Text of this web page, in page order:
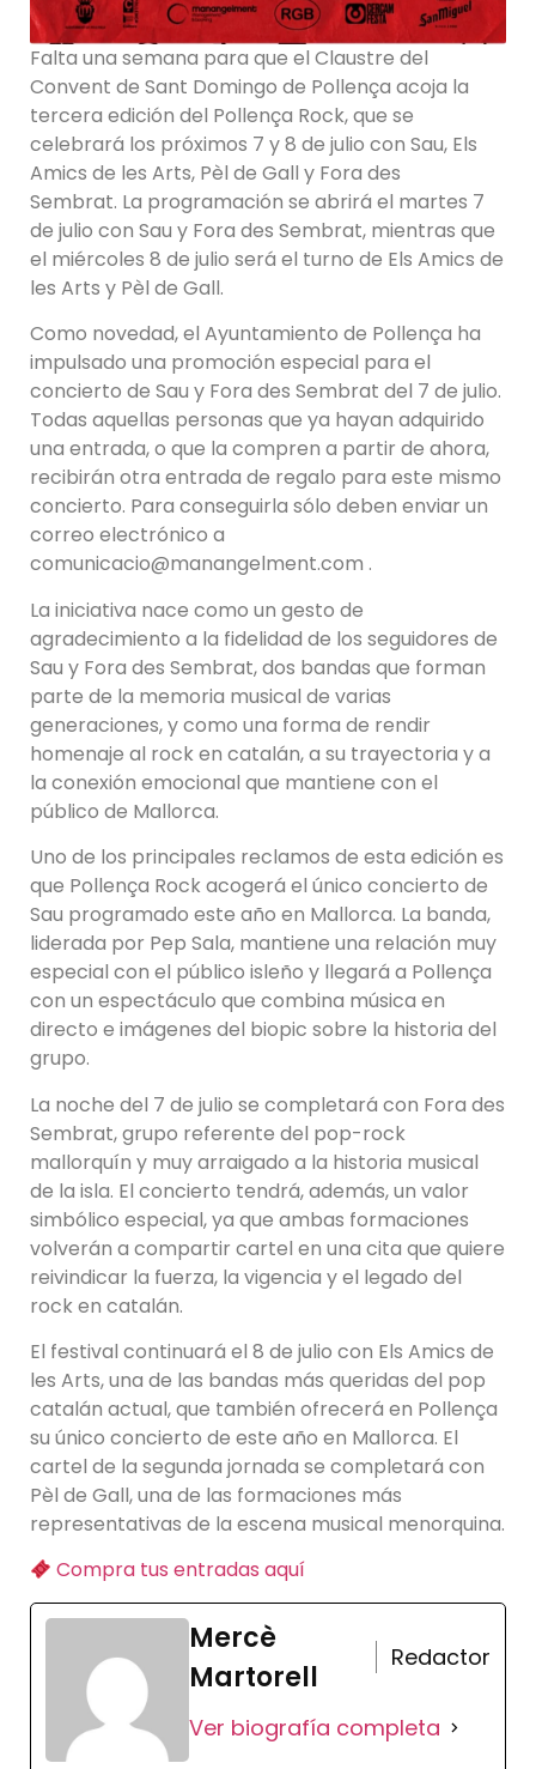
Falta una semana para que el Claustre del
Convent de Sant Domingo de Pollença acoja la
tercera edición del Pollença Rock, que se
celebrará los próximos 7 y 8 de julio con Sau, Els
Amics de les Arts, Pèl de Gall y Fora des
Sembrat. La programación se abrirá el martes 7
de julio con Sau y Fora des Sembrat, mientras que
el miércoles 8 de julio será el turno de Els Amics de
les Arts y Pèl de Gall.
Como novedad, el Ayuntamiento de Pollença ha
impulsado una promoción especial para el
concierto de Sau y Fora des Sembrat del 7 de julio.
Todas aquellas personas que ya hayan adquirido
una entrada, o que la compren a partir de ahora,
recibirán otra entrada de regalo para este mismo
concierto. Para conseguirla sólo deben enviar un
correo electrónico a
comunicacio@manangelment.com .
La iniciativa nace como un gesto de
agradecimiento a la fidelidad de los seguidores de
Sau y Fora des Sembrat, dos bandas que forman
parte de la memoria musical de varias
generaciones, y como una forma de rendir
homenaje al rock en catalán, a su trayectoria y a
la conexión emocional que mantiene con el
público de Mallorca.
Uno de los principales reclamos de esta edición es
que Pollença Rock acogerá el único concierto de
Sau programado este año en Mallorca. La banda,
liderada por Pep Sala, mantiene una relación muy
especial con el público isleño y llegará a Pollença
con un espectáculo que combina música en
directo e imágenes del biopic sobre la historia del
grupo.
La noche del 7 de julio se completará con Fora des
Sembrat, grupo referente del pop-rock
mallorquín y muy arraigado a la historia musical
de la isla. El concierto tendrá, además, un valor
simbólico especial, ya que ambas formaciones
volverán a compartir cartel en una cita que quiere
reivindicar la fuerza, la vigencia y el legado del
rock en catalán.
El festival continuará el 8 de julio con Els Amics de
les Arts, una de las bandas más queridas del pop
catalán actual, que también ofrecerá en Pollença
su único concierto de este año en Mallorca. El
cartel de la segunda jornada se completará con
Pèl de Gall, una de las formaciones más
representativas de la escena musical menorquina.
Compra tus entradas aquí
Mercè
Martorell
Redactor
Ver biografía completa